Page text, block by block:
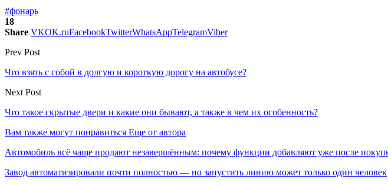
#фонарь
18
Share VKOK.ruFacebookTwitterWhatsAppTelegramViber
Prev Post
Что взять с собой в долгую и короткую дорогу на автобусе?
Next Post
Что такое скрытые двери и какие они бывают, а также в чем их особенность?
Вам также могут понравиться Еще от автора
Автомобиль всё чаще продают незавершённым: почему функции добавляют уже после
Завод автоматизировали почти полностью — но запустить линию может только один человек